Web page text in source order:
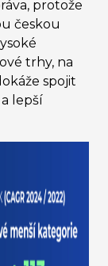
protože
českou
trhy, na
spojit
lepší